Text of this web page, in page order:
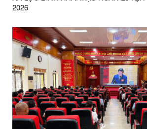
2026